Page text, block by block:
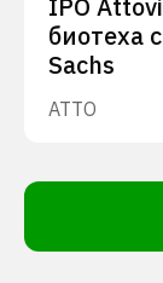
IPO
биотеха
Sachs
ATTO